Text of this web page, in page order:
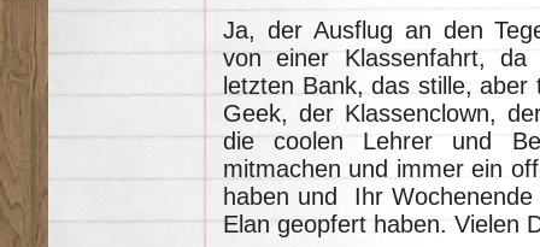
Ja, der Ausflug an den
von einer Klassenfahrt,
letzten Bank, das stille,
Geek, der Klassenclown,
die coolen Lehrer und
mitmachen und immer ein
haben und Ihr
Elan geopfert haben. Vielen